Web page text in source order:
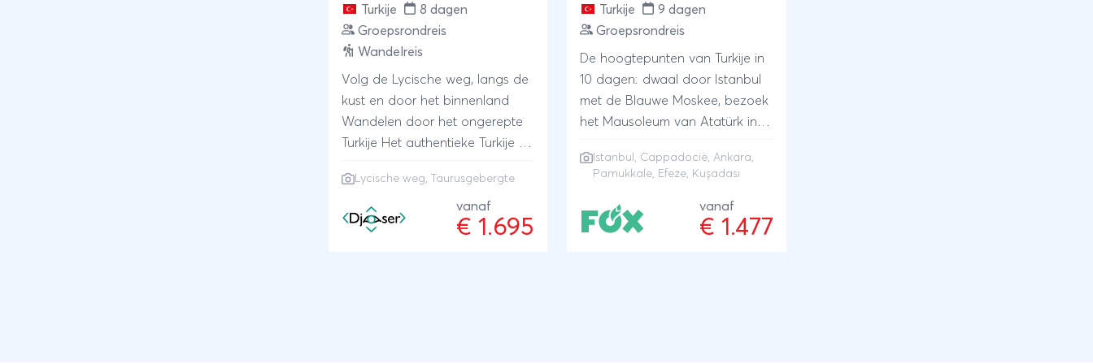
wereld te verkennen. We
bezoeken iconische steden,
eindigen in het betoverende
Istanbul. Laat je meevoeren
door de Oriënt Express en
beleef deze tijdloze reis!
Nederlandse en Belgische
Turkije
8 dagen
Groepsrondreis
Wandelreis
Volg de Lycische weg, langs de
kust en door het binnenland
Wandelen door het ongerepte
Turkije Het authentieke Turkije en
Eeuwenoude verlate dorpjes en
prachtige natuur in het
Taurusgebergte
Lycische weg, Taurusgebergte
vanaf
€ 1.695
Turkije
9 dagen
Groepsrondreis
De hoogtepunten van Turkije in
10 dagen: dwaal door Istanbul
met de Blauwe Moskee, bezoek
het Mausoleum van Atatürk in
met zijn grotten en valleien,
van Pamukkale en sluit af in
Kuşadası met een bezoek aan
Istanbul , Cappadocië,Ankara,
Pamukkale, Efeze, Kuşadası
vanaf
€ 1.477